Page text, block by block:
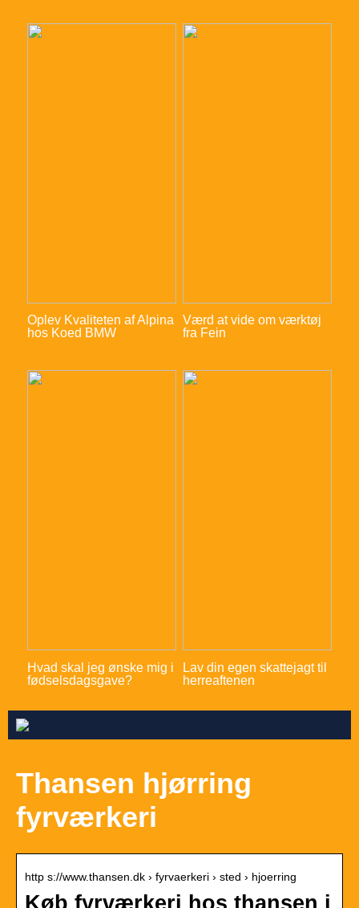
Oplev Kvaliteten af Alpina
hos Koed BMW
Værd at vide om værktøj
fra Fein
Hvad skal jeg ønske mig i
fødselsdagsgave?
Lav din egen skattejagt til
herreaftenen
Thansen hjørring
fyrværkeri
http s://www.thansen.dk › fyrvaerkeri › sted › hjoerring
Køb fyrværkeri hos thansen i